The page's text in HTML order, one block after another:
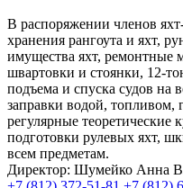
В распоряжении членов
хранения рангоута и яхт,
имущества яхт, ремонтные
швартовки и стоянки, 12-
подъема и спуска судов на
заправки водой, топливом,
регулярные теоретические
подготовки рулевых яхт,
всем предметам.
Директор: Шумейко Анна